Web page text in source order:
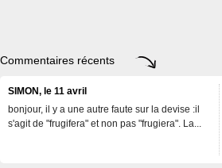
Commentaires récents
SIMON, le 11 avril
bonjour, il y a une autre faute sur la devise :il
s'agit de "frugifera" et non pas "frugiera". La...